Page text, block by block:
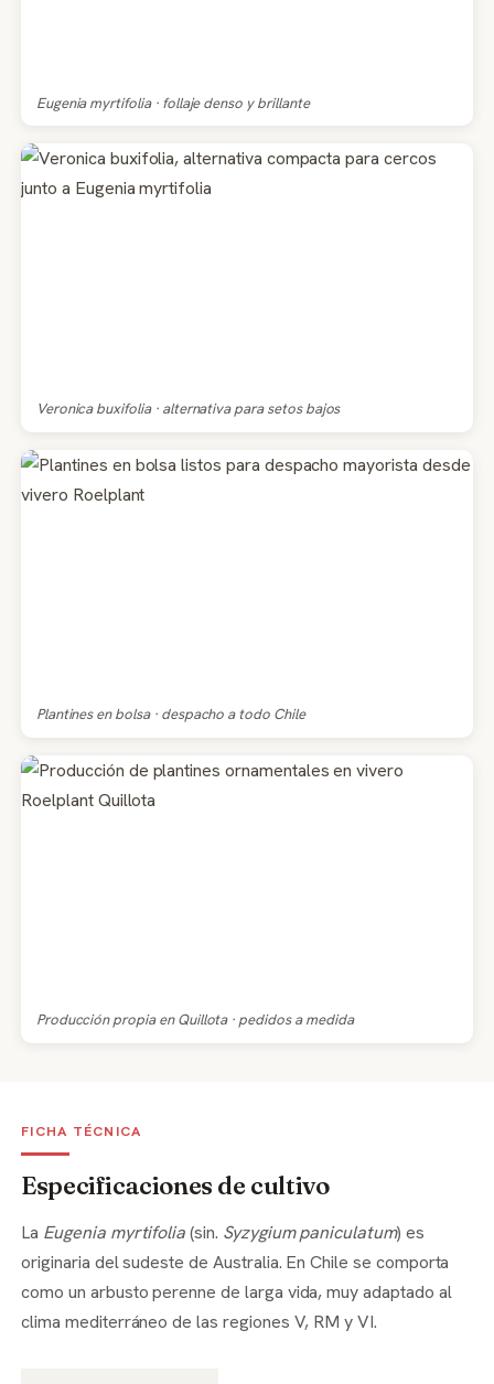
Eugenia myrtifolia · follaje denso y brillante
Veronica buxifolia · alternativa para setos bajos
Plantines en bolsa · despacho a todo Chile
Producción propia en Quillota · pedidos a medida
FICHA TÉCNICA
Especificaciones de cultivo
La Eugenia myrtifolia(sin. Syzygium paniculatum) es
originaria del sudeste de Australia. En Chile se comporta
como un arbusto perenne de larga vida, muy adaptado al
clima mediterráneo de las regiones V, RM y VI.